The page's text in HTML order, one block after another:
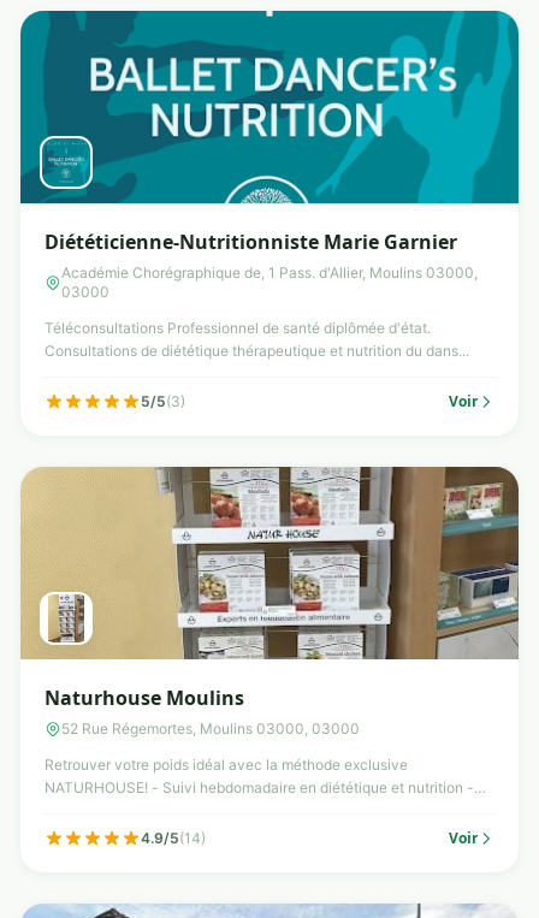
Diététicienne-Nutritionniste Marie Garnier
Académie Chorégraphique de, 1 Pass. d'Allier, Moulins 03000,
03000
Téléconsultations Professionnel de santé diplômée d'état.
Consultations de diététique thérapeutique et nutrition du dans...
5/5(3) Voir
Naturhouse Moulins
52 Rue Régemortes, Moulins 03000, 03000
Retrouver votre poids idéal avec la méthode exclusive
NATURHOUSE! - Suivi hebdomadaire en diététique et nutrition -
4.9/5(14) Voir